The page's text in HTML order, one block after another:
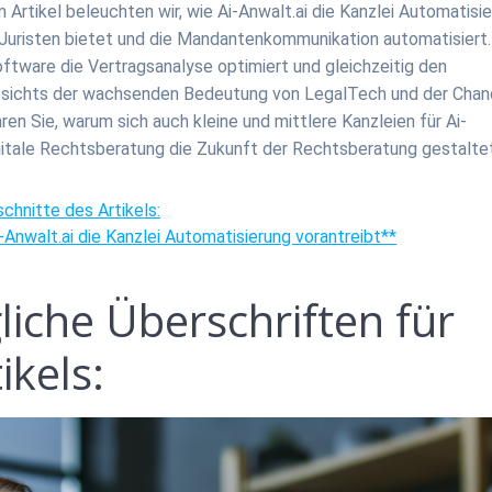
beleuchten wir, wie Ai-Anwalt.ai die Kanzlei
bietet und die Mandantenkommunikation automatisiert.
die Vertragsanalyse optimiert und gleichzeitig den
der wachsenden Bedeutung von LegalTech und der
Sie, warum sich auch kleine und mittlere Kanzleien für Ai-
Rechtsberatung die Zukunft der Rechtsberatung
des Artikels:
die Kanzlei Automatisierung vorantreibt**
Überschriften für